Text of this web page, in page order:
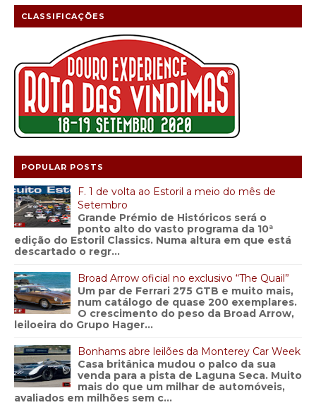
CLASSIFICAÇÕES
POPULAR POSTS
F. 1 de volta ao Estoril a meio do mês de
Setembro
Grande Prémio de Históricos será o
ponto alto do vasto programa da 10ª
edição do Estoril Classics. Numa altura em que está
descartado o regr...
Broad Arrow oficial no exclusivo “The Quail”
Um par de Ferrari 275 GTB e muito mais,
num catálogo de quase 200 exemplares.
O crescimento do peso da Broad Arrow,
leiloeira do Grupo Hager...
Bonhams abre leilões da Monterey Car Week
Casa britânica mudou o palco da sua
venda para a pista de Laguna Seca. Muito
mais do que um milhar de automóveis,
avaliados em milhões sem c...